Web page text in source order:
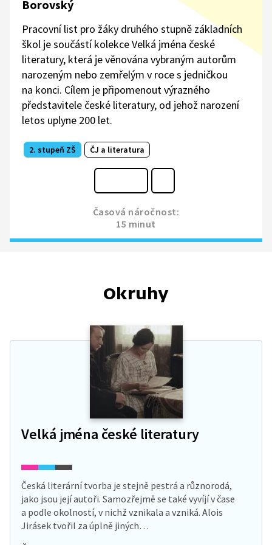
Borovský
Pracovní list pro žáky druhého stupně základních
škol je součástí kolekce Velká jména české
literatury, která je věnována vybraným autorům
narozeným nebo zemřelým v roce s jedničkou
na konci. Cílem je připomenout výrazného
představitele české literatury, od jehož narození
letos uplyne 200 let.
2. stupeň ZŠ ČJ a literatura
Časová náročnost:
15 minut
Okruhy
Velká jména české literatury
Česká literární tvorba je stejně pestrá a různorodá,
jako jsou její autoři. Samozřejmě se také vyvíjí v čase
a podle okolností, v nichž vznikala a vzniká. Alois
Jirásek tvořil za úplně jiných…